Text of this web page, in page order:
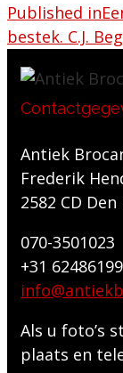
Published in
bestek. C.J.
Antiek
Frederik
2582 CD Den
070-3501023
+31
Als u foto’s
plaats en